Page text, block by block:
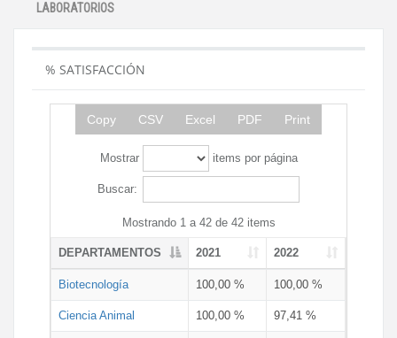
LABORATORIOS
% SATISFACCIÓN
Copy CSV Excel PDF Print
Mostrar items por página
Buscar:
Mostrando 1 a 42 de 42 items
DEPARTAMENTOS 2021 2022
Biotecnología 100,00 % 100,00 %
Ciencia Animal 100,00 % 97,41 %